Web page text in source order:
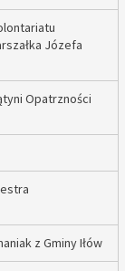
Józefa
Opatrzności
z Gminy Iłów